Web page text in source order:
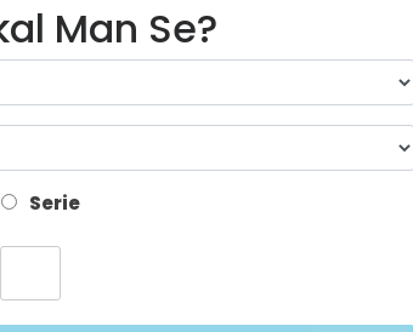
Man Se?
Serie